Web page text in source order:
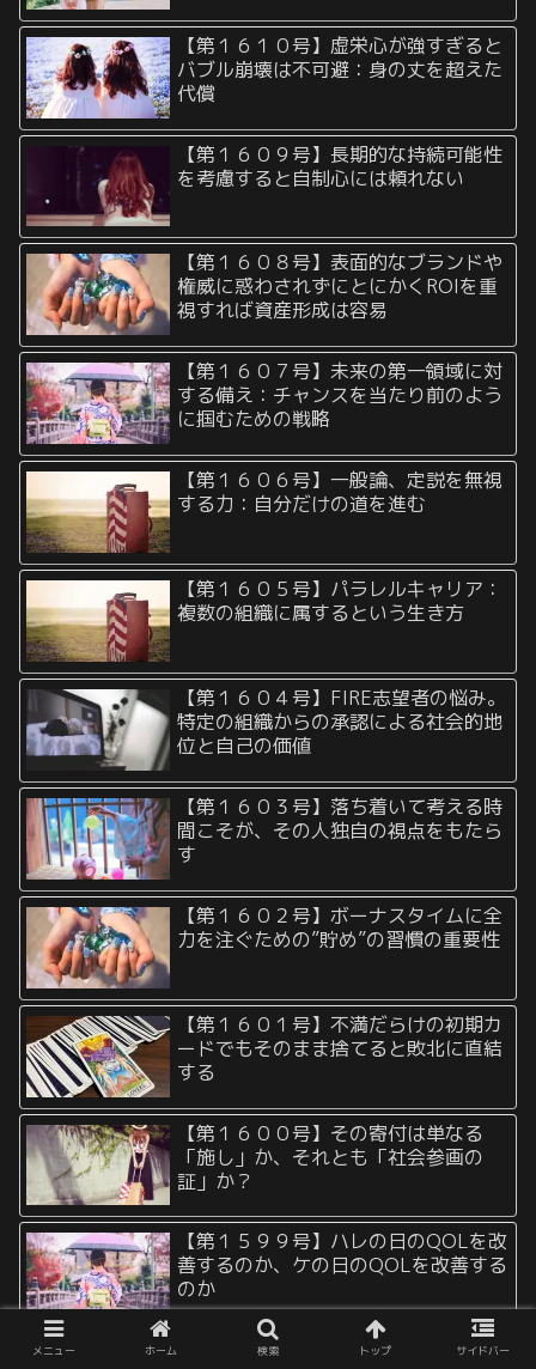
【第１６１０号】虚栄心が強すぎると
バブル崩壊は不可避：身の丈を超えた
代償
【第１６０９号】長期的な持続可能性
を考慮すると自制心には頼れない
【第１６０８号】表面的なブランドや
権威に惑わされずにとにかくROIを重
視すれば資産形成は容易
【第１６０７号】未来の第一領域に対
する備え：チャンスを当たり前のよう
に掴むための戦略
【第１６０６号】一般論、定説を無視
する力：自分だけの道を進む
【第１６０５号】パラレルキャリア：
複数の組織に属するという生き方
【第１６０４号】FIRE志望者の悩み。
特定の組織からの承認による社会的地
位と自己の価値
【第１６０３号】落ち着いて考える時
間こそが、その人独自の視点をもたら
す
【第１６０２号】ボーナスタイムに全
力を注ぐための”貯め”の習慣の重要性
【第１６０１号】不満だらけの初期カ
ードでもそのまま捨てると敗北に直結
する
【第１６００号】その寄付は単なる
「施し」か、それとも「社会参画の
証」か？
【第１５９９号】ハレの日のQOLを改
善するのか、ケの日のQOLを改善する
のか
【第１５９８号】「取り敢えず統合し
メニュー ホーム 検索 トップ サイドバー